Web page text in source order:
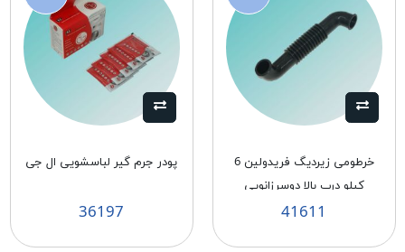
خرطومی زيرديگ فريدولين 6
كيلو درب بالا دوسرزانويی
41611
پودر جرم گير لباسشويی ال جی
36197